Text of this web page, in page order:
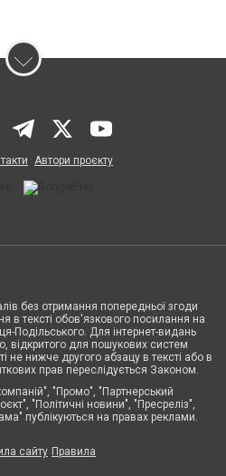
Автори проєкту
без отримання попередньої згоди
в тексті обов'язкового посилання на
Подільського. Для інтернет-видань
відкритого для пошукових систем
не нижче другого абзацу в тексті або в
прав переслідується Законом.
"Промо", "Партнерський
"Політичні новини", "Пресреліз",
публікуються на правах реклами.
сайту Правила